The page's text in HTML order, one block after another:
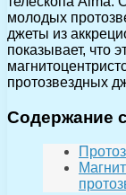
молодых
джеты из
показывает, что
протозвездных
Содержание